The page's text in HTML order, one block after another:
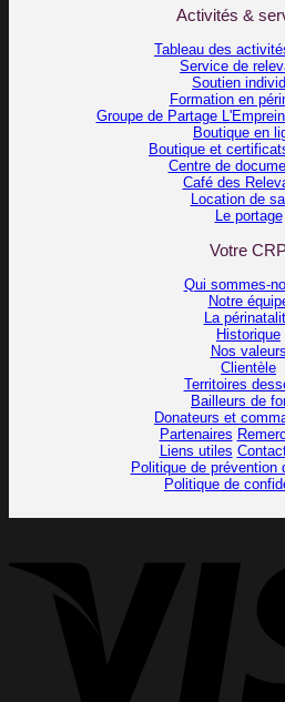
Activités &
Tableau des
Service de
Soutien
Formation en
Groupe de Partage
Boutique en
Boutique et
Centre de
Café des
Location de
Le portage
Votre
Qui sommes-
Notre
La
Historique
Nos valeurs
Clientèle
Territoires
Bailleurs de
Donateurs et
Partenaires
Liens utiles
Politique de prévention
Politique de